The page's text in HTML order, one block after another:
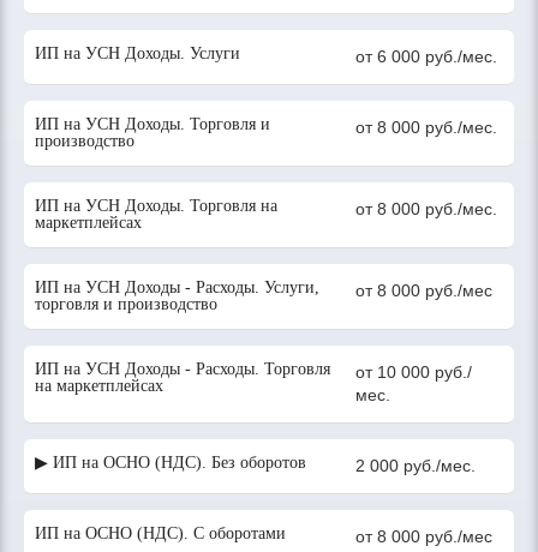
ИП на УСН Доходы. Услуги от 6 000 руб./мес.
ИП на УСН Доходы. Торговля и
производство
от 8 000 руб./мес.
ИП на УСН Доходы. Торговля на
маркетплейсах
от 8 000 руб./мес.
ИП на УСН Доходы - Расходы. Услуги,
торговля и производство
от 8 000 руб./мес
ИП на УСН Доходы - Расходы. Торговля
на маркетплейсах
от 10 000 руб./
мес.
▶ ИП на ОСНО (НДС). Без оборотов 2 000 руб./мес.
ИП на ОСНО (НДС). С оборотами от 8 000 руб./мес